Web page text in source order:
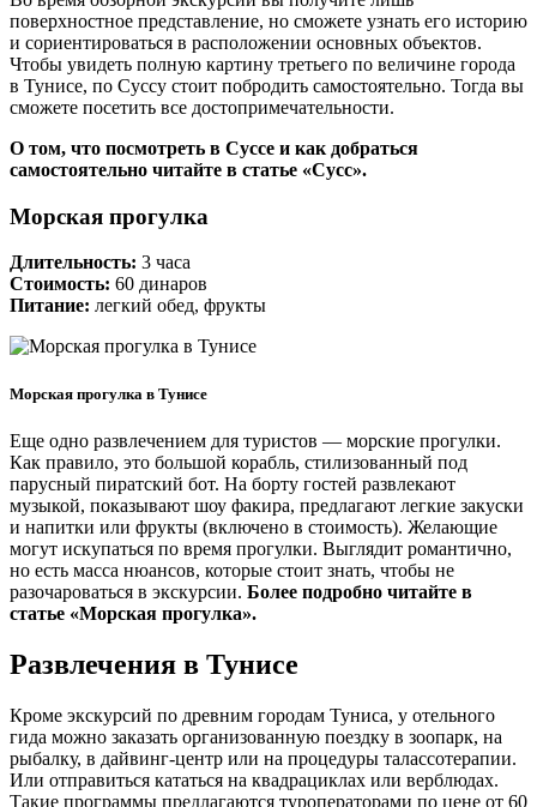
поверхностное представление, но сможете узнать его историю
и сориентироваться в расположении основных объектов.
Чтобы увидеть полную картину третьего по величине города
в Тунисе, по Суссу стоит побродить самостоятельно. Тогда вы
сможете посетить все достопримечательности.
О том, что посмотреть в Суссе и как добраться
самостоятельно читайте в статье «Сусс».
Морская прогулка
Длительность: 3 часа
Стоимость: 60 динаров
Питание: легкий обед, фрукты
Морская прогулка в Тунисе
Еще одно развлечением для туристов — морские прогулки.
Как правило, это большой корабль, стилизованный под
парусный пиратский бот. На борту гостей развлекают
музыкой, показывают шоу факира, предлагают легкие закуски
и напитки или фрукты (включено в стоимость). Желающие
могут искупаться по время прогулки. Выглядит романтично,
но есть масса нюансов, которые стоит знать, чтобы не
разочароваться в экскурсии. Более подробно читайте в
статье «Морская прогулка».
Развлечения в Тунисе
Кроме экскурсий по древним городам Туниса, у отельного
гида можно заказать организованную поездку в зоопарк, на
рыбалку, в дайвинг-центр или на процедуры талассотерапии.
Или отправиться кататься на квадрациклах или верблюдах.
Такие программы предлагаются туроператорами по цене от 60